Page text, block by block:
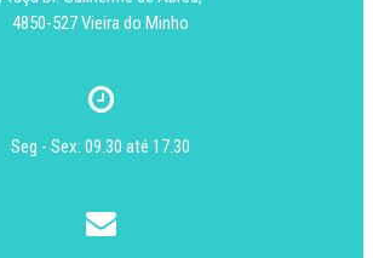
4850-527 Vieira do Minho
Seg - Sex: 09.30 até 17.30